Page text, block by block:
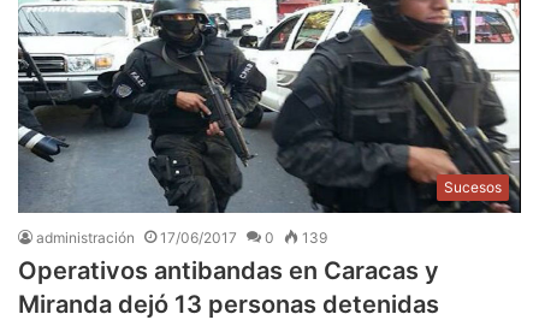
Sucesos
administración 17/06/2017 0 139
Operativos antibandas en Caracas y
Miranda dejó 13 personas detenidas